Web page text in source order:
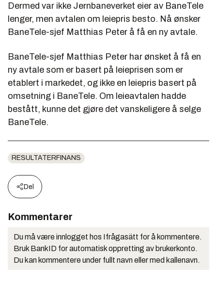
Dermed var ikke Jernbaneverket eier av BaneTele
lenger, men avtalen om leiepris besto. Nå ønsker
BaneTele-sjef Matthias Peter å få en ny avtale.
BaneTele-sjef Matthias Peter har ønsket å få en
ny avtale som er basert på leieprisen som er
etablert i markedet, og ikke en leiepris basert på
omsetning i BaneTele. Om leieavtalen hadde
bestått, kunne det gjøre det vanskeligere å selge
BaneTele.
RESULTATERFINANS
Del
Kommentarer
Du må være innlogget hos Ifrågasätt for å kommentere.
Bruk BankID for automatisk oppretting av brukerkonto.
Du kan kommentere under fullt navn eller med kallenavn.